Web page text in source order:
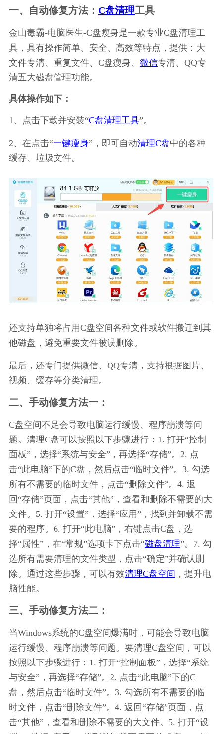
一、自动修复方法： C盘清理工具
金山毒霸-电脑医生-C盘瘦身是一款专业C盘清理工
具，具有操作简单、安全、高效等特点，提供：大
文件专清、重复文件、C盘瘦身、 微信专清、QQ专
清五大磁盘管理功能。
具体操作如下：
1、点击下载并安装“C盘清理工具”。
2、在点击“一键瘦身”，即可自动清理C盘中的各种
缓存、垃圾文件。
还支持单独将占用C盘空间各种文件或软件搬迁到其
他磁盘，避免重要文件被误删除。
最后，还专门提供微信、QQ专清，支持根据图片、
视频、缓存等分类清理。
二、手动修复方法一：
C盘空间不足会导致电脑运行缓慢、程序崩溃等问
题。清理C盘可以按照以下步骤进行：1. 打开“控制
面板”，选择“系统与安全”，再选择“存储”。2. 点
击“此电脑”下的C盘，然后点击“临时文件”。3. 勾选
所有不需要的临时文件，点击“删除文件”。4. 返
回“存储”页面，点击“其他”，查看和删除不需要的大
文件。5. 打开“设置”，选择“应用”，找到并卸载不需
要的程序。6. 打开“此电脑”，右键点击C盘，选
择“属性”，在“常规”选项卡下点击“磁盘清理”。7. 勾
选所有需要清理的文件类型，点击“确定”并确认删
除。通过这些步骤，可以有效清理C盘空间 ，提升电
脑性能。
三、手动修复方法二：
当Windows系统的C盘空间爆满时，可能会导致电脑
运行缓慢、程序崩溃等问题。要清理C盘空间，可以
按照以下步骤进行：1. 打开“控制面板”，选择“系统
与安全”，再选择“存储”。2. 点击“此电脑”下的C
盘，然后点击“临时文件”。3. 勾选所有不需要的临
时文件，点击“删除文件”。4. 返回“存储”页面，点
击“其他”，查看和删除不需要的大文件。5. 打开“设